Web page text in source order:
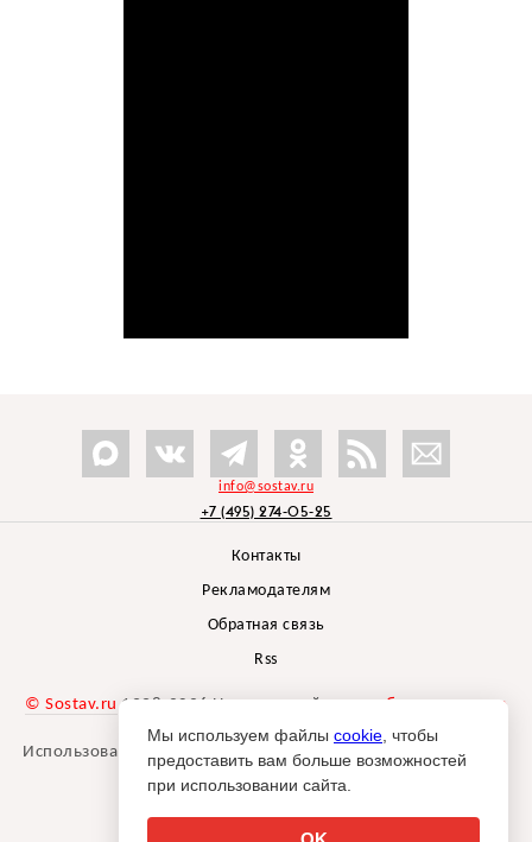
info@sostav.ru
+7 (495) 274-05-25
Контакты
Рекламодателям
Обратная связь
Rss
© Sostav.ru 1998-2026 Независимый проектбрендингового
агентства Depot
Использование материалов Sostav.ru допустимо только при
указании источника.
Мы используем файлы cookie , чтобы
предоставить вам больше возможностей
при использовании сайта.